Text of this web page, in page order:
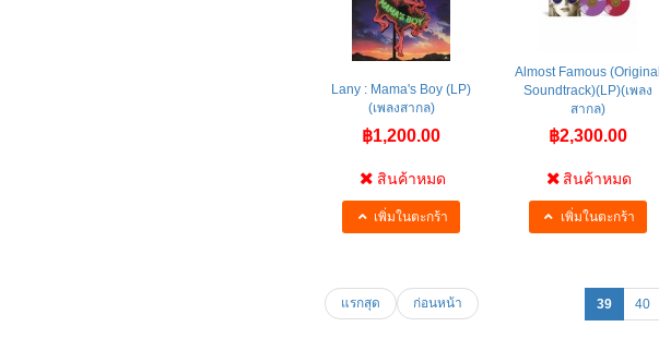
Lany : Mama's Boy (LP)
(เพลงสากล)
฿1,200.00
สินค้าหมด
เพิ่มในตะกร้า
Almost Famous (Original
Soundtrack)(LP)(เพลง
สากล)
฿2,300.00
สินค้าหมด
เพิ่มในตะกร้า
แรกสุด ก่อนหน้า 39 40